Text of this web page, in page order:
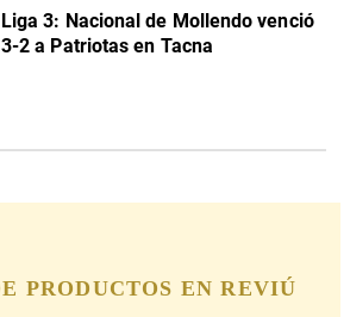
Liga 3: Nacional de Mollendo venció
3-2 a Patriotas en Tacna